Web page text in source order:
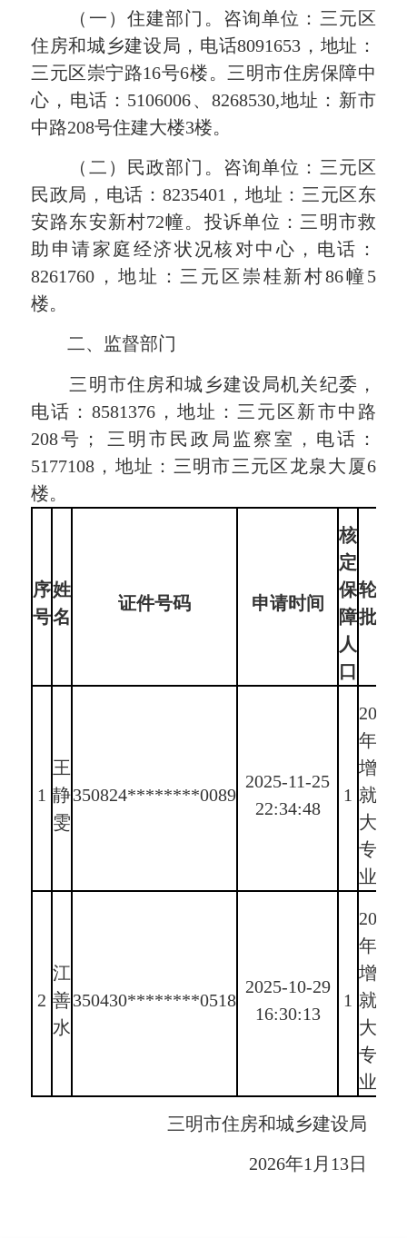
（一）住建部门。咨询单位：三元区
住房和城乡建设局，电话8091653，地址：
三元区崇宁路16号6楼。三明市住房保障中
心，电话：5106006、8268530,地址：新市
中路208号住建大楼3楼。
（二）民政部门。咨询单位：三元区
民政局，电话：8235401，地址：三元区东
安路东安新村72幢。投诉单位：三明市救
助申请家庭经济状况核对中心，电话：
8261760，地址：三元区崇桂新村86幢5
楼。
二、监督部门
三明市住房和城乡建设局机关纪委，
电话：8581376，地址：三元区新市中路
208号； 三明市民政局监察室，电话：
5177108，地址：三明市三元区龙泉大厦6
楼。
序
号
姓
名
证件号码 申请时间
核
定
保
障
人
口
轮候
批次
1
王
静
雯
350824********0089
2025-11-25
22:34:48
1
2025
年新
增新
就业
大中
专毕
业生
2
江
善
水
350430********0518
2025-10-29
16:30:13
1
2025
年新
增新
就业
大中
专毕
业生
三明市住房和城乡建设局
2026年1月13日